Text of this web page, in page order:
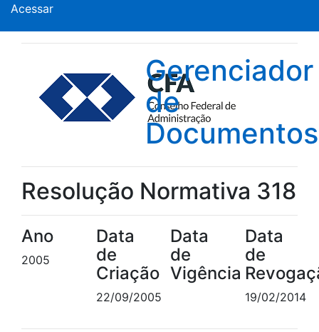
Acessar
Gerenciador
de
Documentos
Resolução Normativa 318
Ano
2005
Data
de
Criação
22/09/2005
Data
de
Vigência
Data
de
19/02/2014